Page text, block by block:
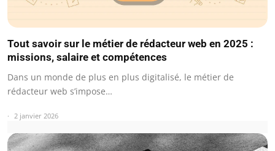
Tout savoir sur le métier de rédacteur web en 2025 :
missions, salaire et compétences
Dans un monde de plus en plus digitalisé, le métier de
rédacteur web s’impose…
2 janvier 2026